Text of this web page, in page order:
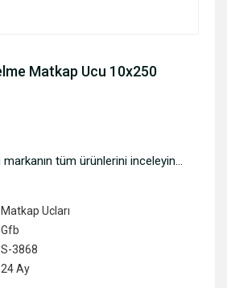
Matkap Ucu 10x250
markanın tüm ürünlerini inceleyin...
Matkap Ucları
Gfb
S-3868
24 Ay